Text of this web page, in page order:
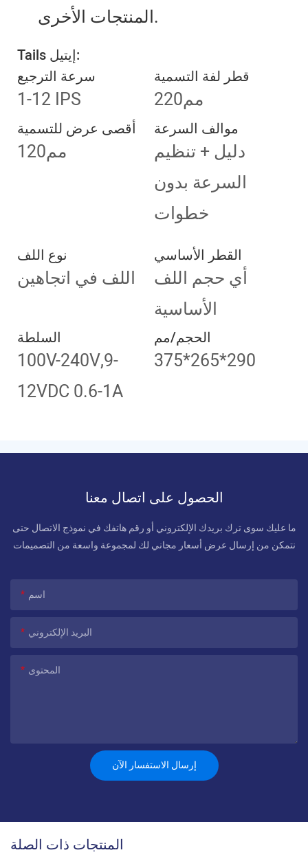
المنتجات الأخرى.
Tails إيتيل:
سرعة الترجيع
1-12 IPS
قطر لفة التسمية
مم220
أقصى عرض للتسمية
مم120
موالف السرعة
دليل + تنظيم
السرعة بدون
خطوات
نوع اللف
اللف في اتجاهين
القطر الأساسي
أي حجم اللف
الأساسية
السلطة
100V-240V,9-
12VDC 0.6-1A
الحجم/مم
375*265*290
الحصول على اتصال معنا
ما عليك سوى ترك بريدك الإلكتروني أو رقم هاتفك في نموذج الاتصال حتى
نتمكن من إرسال عرض أسعار مجاني لك لمجموعة واسعة من التصميمات
اسم
البريد الإلكتروني
المحتوى
إرسال الاستفسار الآن
المنتجات ذات الصلة